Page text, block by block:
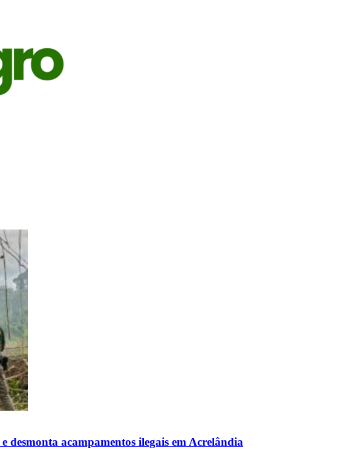
acampamentos ilegais em Acrelândia